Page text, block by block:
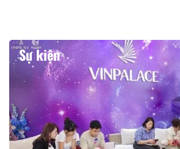
Sự kiện